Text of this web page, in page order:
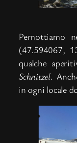
Pernottiamo
(47.594067,
qualche
Schnitzel.
in ogni locale